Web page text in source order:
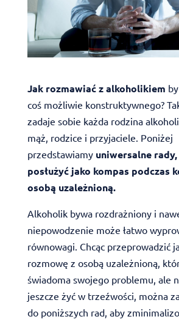
Jak rozmawiać z alkoholikiem
coś możliwie konstruktywnego?
zadaje sobie każda rodzina
mąż, rodzice i przyjaciele. Poniżej
przedstawiamy uniwersalne
posłużyć jako kompas podczas
osobą uzależnioną.
Alkoholik bywa rozdrażniony i
niepowodzenie może łatwo
równowagi. Chcąc przeprowadzić
rozmowę z osobą uzależnioną,
świadoma swojego problemu, ale
jeszcze żyć w trzeźwości, można
do poniższych rad, aby